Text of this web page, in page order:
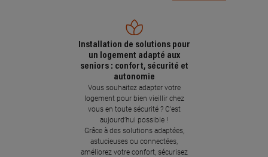
Installation de solutions pour
un logement adapté aux
seniors : confort, sécurité et
autonomie
Vous souhaitez adapter votre
logement pour bien vieillir chez
vous en toute sécurité ? C’est
aujourd’hui possible !
Grâce à des solutions adaptées,
astucieuses ou connectées,
améliorez votre confort, sécurisez